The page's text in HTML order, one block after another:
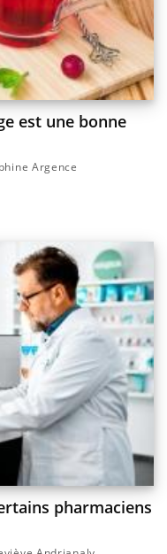
est une bonne
Argence
pharmaciens